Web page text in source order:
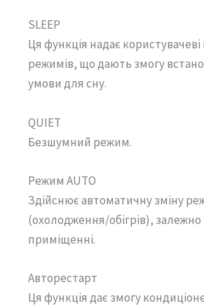
SLEEP
Ця функція надає користувачеві
режимів, що дають змогу
умови для сну.
QUIET
Безшумний режим.
Режим AUTO
Здійснює автоматичну зміну
(охолодження/обігрів),
приміщенні.
Авторестарт
Ця функція дає змогу